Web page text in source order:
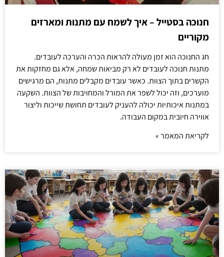
חנוכה בסטייל – איך לשמח עם מתנות ומארזים
מקוריים
חג החנוכה הוא זמן מעולה להראות הכרה והערכה לעובדים.
מתנות חנוכה לעובדים לא רק מביאות שמחה, אלא גם מחזקות את
הקשרים בתוך הצוות. כאשר עובדים מקבלים מתנות, הם מרגישים
מוערכים, וזה יכול לשפר את המורל והמחויבות של הצוות. השקעה
במתנות איכותיות יכולה להעניק לעובדים תחושת שייכות וליצור
אווירה חיובית במקום העבודה.
לקריאת המאמר »